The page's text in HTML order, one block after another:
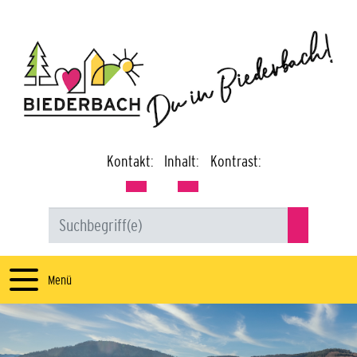
Kontakt: Inhalt: Kontrast:
Menü